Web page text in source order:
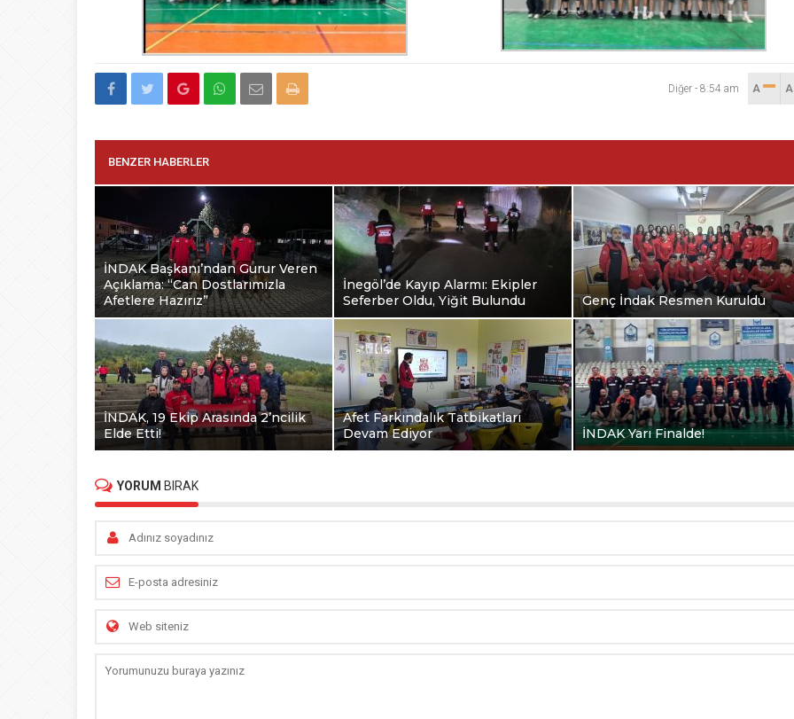
Diğer - 8:54 am A
BENZER HABERLER
İNDAK Başkanı’ndan Gurur Veren
Açıklama: “Can Dostlarımızla
Afetlere Hazırız”
İnegöl’de Kayıp Alarmı: Ekipler
Seferber Oldu, Yiğit Bulundu
Genç İndak Resmen Kuruldu
İNDAK, 19 Ekip Arasında 2’ncilik
Elde Etti!
Afet Farkındalık Tatbikatları
Devam Ediyor
İNDAK Yarı Finalde!
YORUM BIRAK